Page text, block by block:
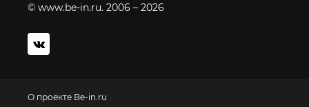
© www.be-in.ru. 2006 – 2026
О проекте Be-in.ru